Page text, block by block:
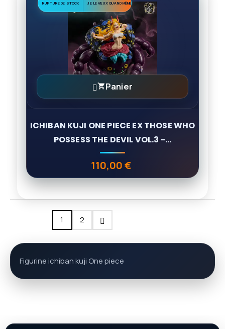
RUPTURE DE STOCK JE LE VEUX QUAND MÊME
Panier
ICHIBAN KUJI ONE PIECE EX THOSE WHO
POSSESS THE DEVIL VOL.3 -...
Prix
110,00 €
1 2
Figurine ichiban kuji One piece